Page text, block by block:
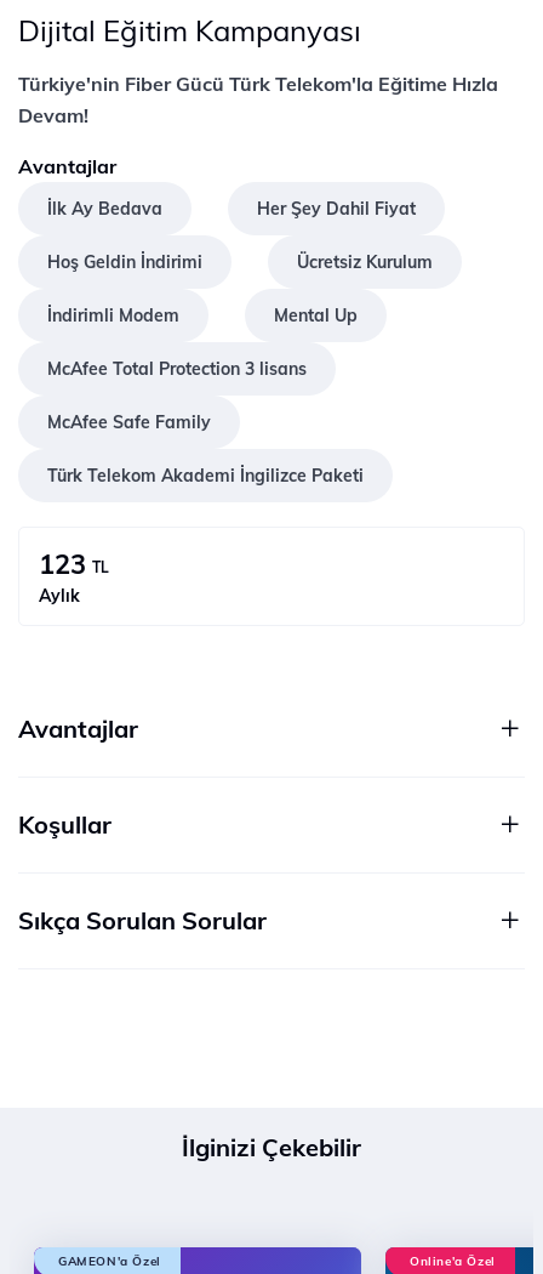
Dijital Eğitim Kampanyası
Türkiye'nin Fiber Gücü Türk Telekom'la Eğitime Hızla
Devam!
Avantajlar
İlk Ay Bedava Her Şey Dahil Fiyat
Hoş Geldin İndirimi Ücretsiz Kurulum
İndirimli Modem Mental Up
McAfee Total Protection 3 lisans
McAfee Safe Family
Türk Telekom Akademi İngilizce Paketi
123 TL
Aylık
Avantajlar
Koşullar
Sıkça Sorulan Sorular
İlginizi Çekebilir
GAMEON'a Özel Online'a Özel